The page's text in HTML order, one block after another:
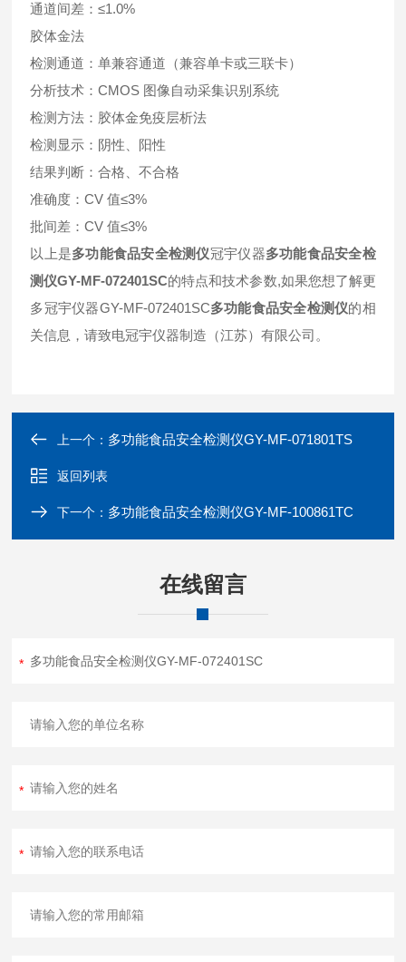
通道间差：≤1.0%
胶体金法
检测通道：单兼容通道（兼容单卡或三联卡）
分析技术：CMOS 图像自动采集识别系统
检测方法：胶体金免疫层析法
检测显示：阴性、阳性
结果判断：合格、不合格
准确度：CV 值≤3%
批间差：CV 值≤3%
以上是多功能食品安全检测仪冠宇仪器多功能食品安全检
测仪GY-MF-072401SC的特点和技术参数,如果您想了解更
多冠宇仪器GY-MF-072401SC多功能食品安全检测仪的相
关信息，请致电冠宇仪器制造（江苏）有限公司。
上一个： 多功能食品安全检测仪GY-MF-071801TS
返回列表
下一个： 多功能食品安全检测仪GY-MF-100861TC
在线留言